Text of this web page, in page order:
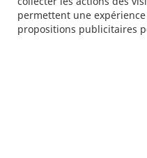
permettent une
propositions publicitaires